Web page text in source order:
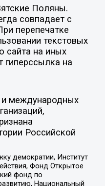
Поляны.
совпадает с
перепечатке
текстовых
сайта на иных
гиперссылка на
и международных
Российской
демократии, Институт
Фонд Открытое
фонд по
Национальный